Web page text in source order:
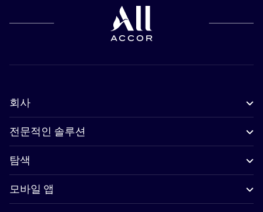
회사
전문적인 솔루션
탐색
모바일 앱